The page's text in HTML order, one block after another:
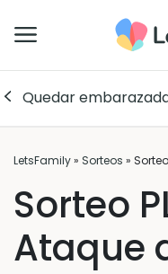
Quedar
LetsFamily» Sorteos »
Sorteo
Ataque